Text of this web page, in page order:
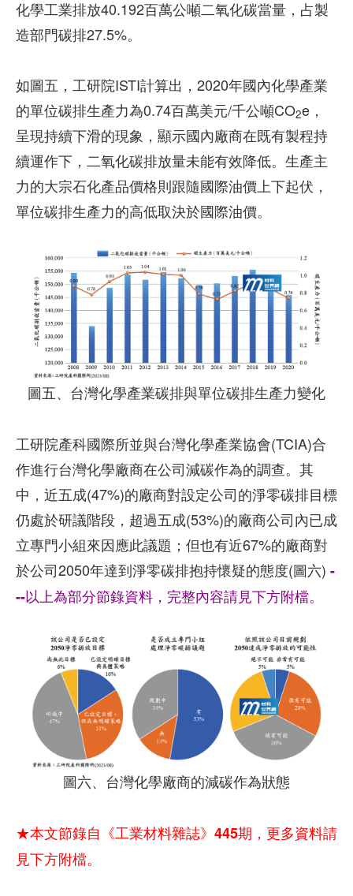
化學工業排放40.192百萬公噸二氧化碳當量，占製
造部門碳排27.5%。
如圖五，工研院ISTI計算出，2020年國內化學產業
的單位碳排生產力為0.74百萬美元/千公噸CO2e，
呈現持續下滑的現象，顯示國內廠商在既有製程持
續運作下，二氧化碳排放量未能有效降低。生產主
力的大宗石化產品價格則跟隨國際油價上下起伏，
單位碳排生產力的高低取決於國際油價。
圖五、台灣化學產業碳排與單位碳排生產力變化
工研院產科國際所並與台灣化學產業協會(TCIA)合
作進行台灣化學廠商在公司減碳作為的調查。其
中，近五成(47%)的廠商對設定公司的淨零碳排目標
仍處於研議階段，超過五成(53%)的廠商公司內已成
立專門小組來因應此議題；但也有近67%的廠商對
於公司2050年達到淨零碳排抱持懷疑的態度(圖六) -
--以上為部分節錄資料，完整內容請見下方附檔。
圖六、台灣化學廠商的減碳作為狀態
★本文節錄自《工業材料雜誌》445期，更多資料請
見下方附檔。